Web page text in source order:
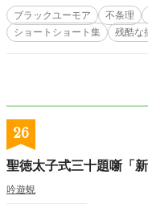
の近くには魔女が住んでいると
あり、魔女が住んでいても不
などバラエティ豊かな物語を収
で、力まず気軽に読んでいただ
ベルアップ+にも投稿していま
ブラックユーモア 不条理
ショートショート集
残酷な
26
聖徳太子式三十題噺「
吟遊蜆